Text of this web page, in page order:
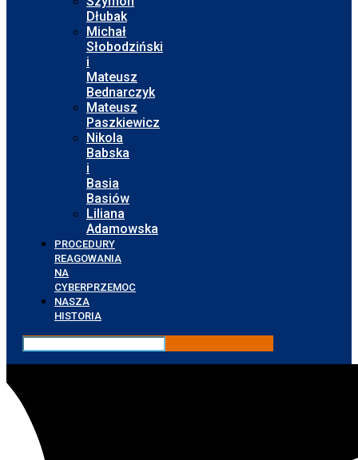
Dłubak
Michał
Słobodziński
i
Mateusz
Bednarczyk
Mateusz
Paszkiewicz
Nikola
Babska
i
Basia
Basiów
Liliana
Adamowska
PROCEDURY
REAGOWANIA
NA
CYBERPRZEMOC
NASZA
HISTORIA